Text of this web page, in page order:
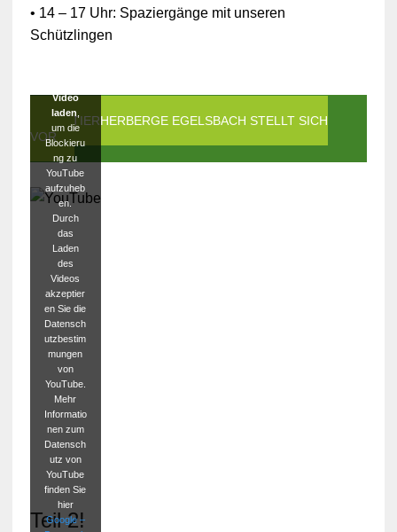
• 14 – 17 Uhr: Spaziergänge mit unseren
Schützlingen
DIE TIERHERBERGE EGELSBACH STELLT SICH
VOR
g zu
blockiert
Video
laden
um die
Blockieru
ng zu
YouTube
aufzuheb
en.
Durch
das
Laden
des
Videos
akzeptier
en Sie die
Datensch
utzbestim
mungen
von
YouTube.
Mehr
Informatio
nen zum
Datensch
utz von
YouTube
finden Sie
hier
Google –
Teil 2!